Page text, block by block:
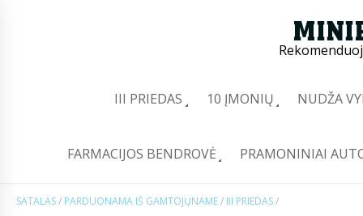
III PRIEDAS 10 ĮMONIŲ NUDŽA
FARMACIJOS BENDROVĖ PRAMONINIAI
SATALAS/ PARDUONAMA IŠ GAMTOJŲNAME/ III PRIEDAS/